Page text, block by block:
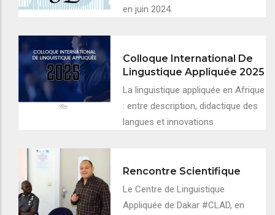
en juin 2024.
Colloque International De
Lingustique Appliquée 2025
La linguistique appliquée en Afrique
: entre description, didactique des
langues et innovations
Rencontre Scientifique
Le Centre de Linguistique
Appliquée de Dakar #CLAD, en